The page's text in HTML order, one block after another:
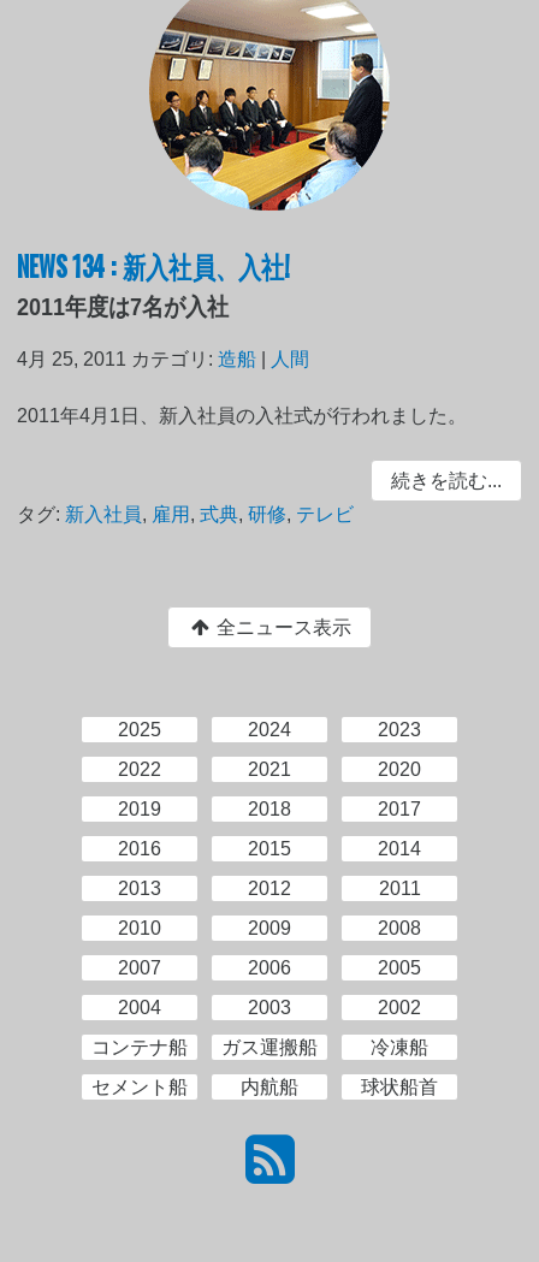
NEWS 134 : 新入社員、入社!
2011年度は7名が入社
4月 25, 2011 カテゴリ:造船 人間
2011年4月1日、新入社員の入社式が行われました。
続きを読む...
タグ: 新入社員, 雇用 ,式典,研修, テレビ
全ニュース表示
2025 2024
2023
2022
2021
2020
2019
2018
2017
2016
2015
2014
2013
2012
2011
2010
2009
2008
2007
2006
2005
2004
2003
2002
コンテナ船
ガス運搬船
冷凍船
セメント船
内航船 球状船首